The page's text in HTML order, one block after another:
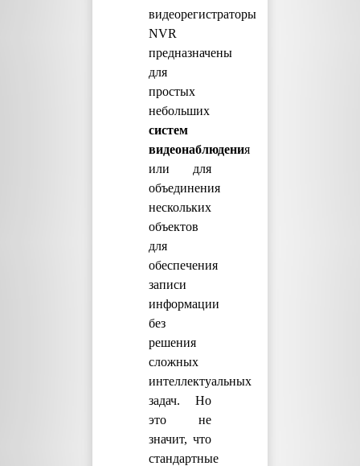
видеорегистраторы
NVR
предназначены
для
простых
небольших
систем
видеонаблюдения
или для
объединения
нескольких
объектов
для
обеспечения
записи
информации
без
решения
сложных
интеллектуальных
задач. Но
это не
значит, что
стандартные